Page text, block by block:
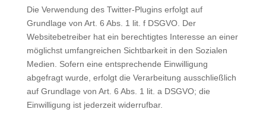
Die Verwendung des Twitter-Plugins erfolgt auf
Grundlage von Art. 6 Abs. 1 lit. f DSGVO. Der
Websitebetreiber hat ein berechtigtes Interesse an einer
möglichst umfangreichen Sichtbarkeit in den Sozialen
Medien. Sofern eine entsprechende Einwilligung
abgefragt wurde, erfolgt die Verarbeitung ausschließlich
auf Grundlage von Art. 6 Abs. 1 lit. a DSGVO; die
Einwilligung ist jederzeit widerrufbar.